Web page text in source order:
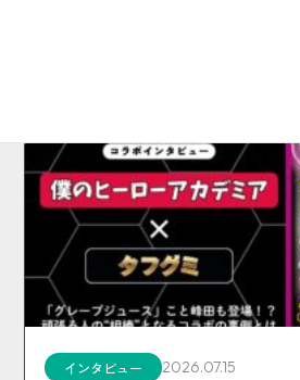
インタビュー 2026.07.15